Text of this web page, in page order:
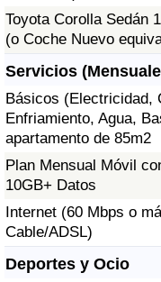
Toyota Corolla Sedán
(o Coche Nuevo
Servicios
Básicos (Electricidad,
Enfriamiento, Agua,
apartamento de 85m2
Plan Mensual Móvil
10GB+ Datos
Internet (60 Mbps o
Cable/ADSL)
Deportes y Ocio